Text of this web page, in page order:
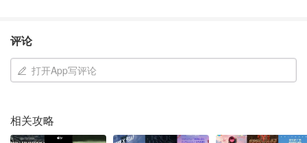
评论
打开App写评论
相关攻略